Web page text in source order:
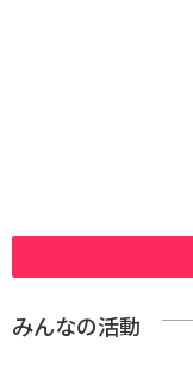
みんなの活動